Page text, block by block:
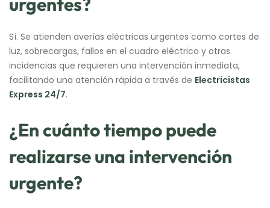
Sí. Se atienden averías eléctricas urgentes como cortes de
luz, sobrecargas, fallos en el cuadro eléctrico y otras
incidencias que requieren una intervención inmediata,
facilitando una atención rápida a través de Electricistas
Express 24/7.
¿En cuánto tiempo puede
realizarse una intervención
urgente?